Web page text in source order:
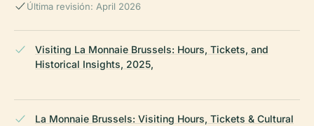
Última revisión: April 2026
Visiting La Monnaie Brussels: Hours, Tickets, and
Historical Insights, 2025,
La Monnaie Brussels: Visiting Hours, Tickets & Cultural